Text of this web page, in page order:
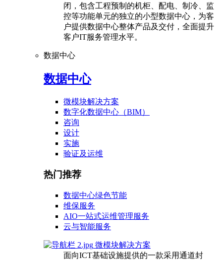
闭，包含工程预制的机柜、配电、制冷、监
控等功能单元的独立的小型数据中心，为客
户提供数据中心整体产品及交付，全面提升
客户IT服务管理水平。
数据中心
数据中心
微模块解决方案
数字化数据中心（BIM）
咨询
设计
实施
验证及运维
热门推荐
数据中心绿色节能
维保服务
AIO一站式运维管理服务
云与智能服务
微模块解决方案
面向ICT基础设施提供的一款采用通道封